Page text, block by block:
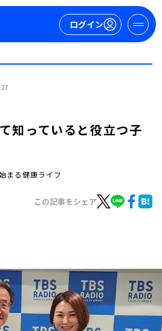
ログイン
知っていると役立つ子
まる健康ライフ
この記事をシェア